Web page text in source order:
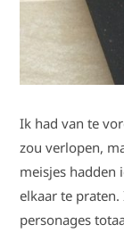
Ik had van te
zou verlopen,
meisjes hadden
elkaar te
personages